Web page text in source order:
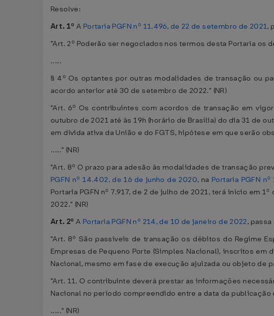
Resolve:
Art. 1ºA Portaria PGFN nº 11.496, de 22 de setembro de 2021,
"Art. 2º Poderão ser negociados nos termos desta Portaria os
.....
§ 4º Os optantes por outras modalidades de transação ou
acordo anterior até 30 de setembro de 2022." (NR)
"Art. 6º Os contribuintes com acordos de transação em
outubro de 2021 até às 19h (horário de Brasília) do dia 31 de
em dívida ativa da União e do FGTS, hipótese em que serão
....." (NR)
"Art. 8º O prazo para adesão às modalidades de transação
PGFN nº 14.402, de 16 de junho de 2020, na Portaria PGFN
Portaria PGFN nº 7.917, de 2 de julho de 2021, terá início em
2022." (NR)
Art. 2ºA Portaria PGFN nº 214, de 10 de janeiro de 2022,
"Art. 8º São passíveis de transação os débitos do Regime
Empresas de Pequeno Porte (Simples Nacional), inscritos
Nacional, mesmo em fase de execução ajuizada ou objeto de
"Art. 11. O contribuinte deverá prestar as informações
Nacional no período compreendido entre a data da
....." (NR)